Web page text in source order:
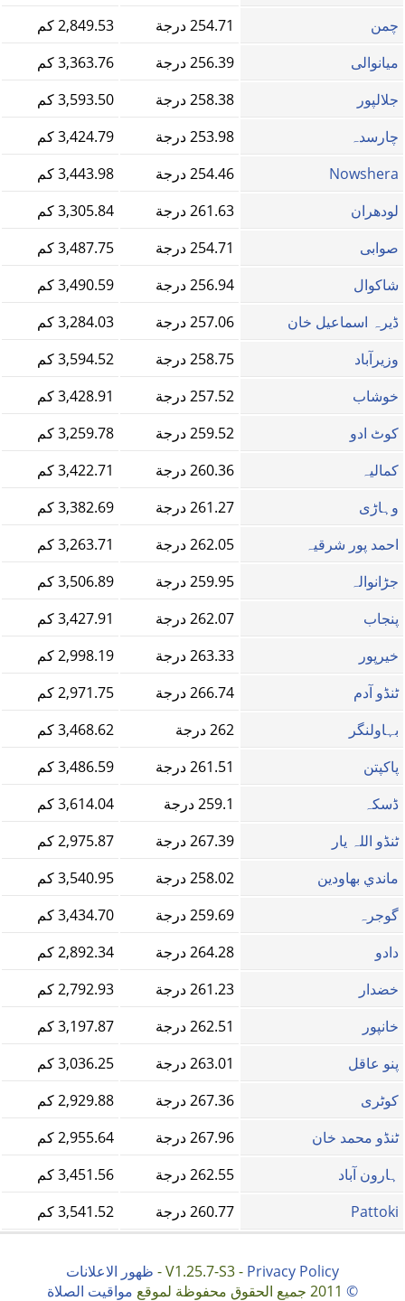
چمن
254.71 درجة
2,849.53 كم
میانوالی
256.39 درجة
3,363.76 كم
جلالپور
258.38 درجة
3,593.50 كم
چارسدہ
253.98 درجة
3,424.79 كم
Nowshera
254.46 درجة
3,443.98 كم
لودھران
261.63 درجة
3,305.84 كم
صوابی
254.71 درجة
3,487.75 كم
شاكوال
256.94 درجة
3,490.59 كم
ڈیرہ اسماعیل خان
257.06 درجة
3,284.03 كم
وزیرآباد
258.75 درجة
3,594.52 كم
خوشاب
257.52 درجة
3,428.91 كم
کوٹ ادو
259.52 درجة
3,259.78 كم
کمالیہ
260.36 درجة
3,422.71 كم
وہاڑی
261.27 درجة
3,382.69 كم
احمد پور شرقیہ
262.05 درجة
3,263.71 كم
جڑانوالہ
259.95 درجة
3,506.89 كم
پنجاب
262.07 درجة
3,427.91 كم
خيرپور
263.33 درجة
2,998.19 كم
ٹنڈو آدم
266.74 درجة
2,971.75 كم
بہاولنگر
262 درجة
3,468.62 كم
پاکپتن
261.51 درجة
3,486.59 كم
ڈسکہ
259.1 درجة
3,614.04 كم
ٹنڈو اللہ یار
267.39 درجة
2,975.87 كم
ماندي بهاودين
258.02 درجة
3,540.95 كم
گوجرہ
259.69 درجة
3,434.70 كم
دادو
264.28 درجة
2,892.34 كم
خضدار
261.23 درجة
2,792.93 كم
خانپور
262.51 درجة
3,197.87 كم
پنو عاقل
263.01 درجة
3,036.25 كم
کوٹری
267.36 درجة
2,929.88 كم
ٹنڈو محمد خان
267.96 درجة
2,955.64 كم
ہارون آباد
262.55 درجة
3,451.56 كم
Pattoki
260.77 درجة 3,541.52 كم
V1.25.7-S3 - Privacy Policy
- ظهور الاعلانات
©
مواقيت الصلاة